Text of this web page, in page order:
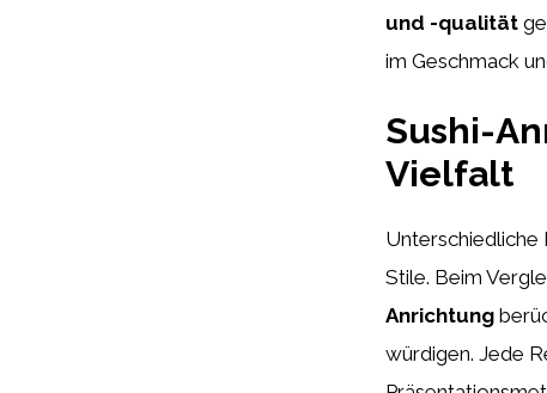
und -qualität
im Geschmack
Sushi-
Vielfalt
Unterschiedliche
Stile. Beim
Anrichtung
würdigen. Jede